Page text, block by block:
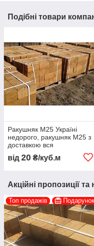
Подібні товари
Ракушняк М25 Україні
недорого, ракушняк М25 з
доставкою вся
Україна,камінь ракушняк
М25 виробник
від 20 ₴/куб.м
Акційні пропозиції
Топ продажів Подарунок